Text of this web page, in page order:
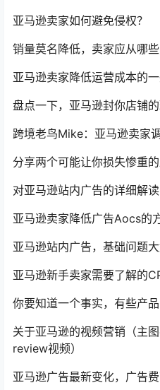
亚马逊卖家如何避免侵权？
销量莫名降低，卖家应从哪
亚马逊卖家降低运营成本的
盘点一下，亚马逊封你店铺的
跨境老鸟Mike：亚马逊卖家
分享两个可能让你损失惨重
对亚马逊站内广告的详细解读
亚马逊卖家降低广告Aocs的
亚马逊站内广告，基础问题
亚马逊新手卖家需要了解的
你要知道一个事实，有些产
关于亚马逊的视频营销（主
review视频）
亚马逊广告最新变化，广告